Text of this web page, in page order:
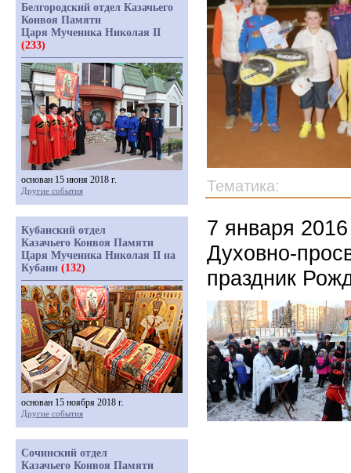
Тематика:
7 января
Духовно-
праздник
Белгородский отдел Казачьего
Конвоя Памяти
Царя Мученика Николая II
(233)
основан 15 июня 2018 г.
Другие события
Кубанский отдел
Казачьего Конвоя Памяти
Царя Мученика Николая II на
Кубани (132)
основан 15 ноября 2018 г.
Другие события
Сочинский отдел
Казачьего Конвоя Памяти